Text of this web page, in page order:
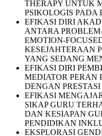
THERAPY UNTUK
PSIKOLOGIS PADA
EFIKASI DIRI
ANTARA
EMOTION-
KESEJAHTERAAN
YANG SEDANG
EFIKASI DIRI
MEDIATOR PERAN
DENGAN
EFIKASI
SIKAP GURU
DAN KESIAPAN
PENDIDIKAN
EKSPLORASI